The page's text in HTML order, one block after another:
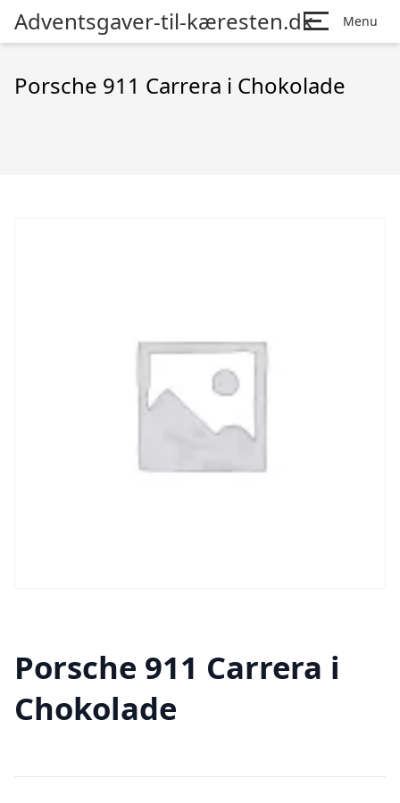
Adventsgaver-til-kæresten.dk Menu
Porsche 911 Carrera i Chokolade
Porsche 911 Carrera i
Chokolade